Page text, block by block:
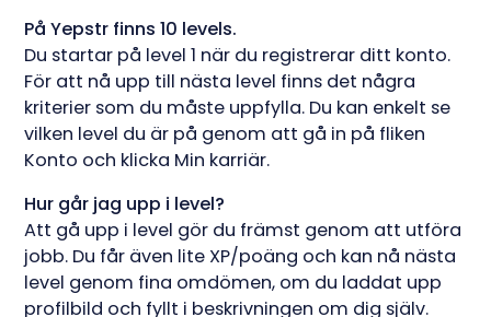
På Yepstr finns 10 levels.
Du startar på level 1 när du registrerar ditt konto.
För att nå upp till nästa level finns det några
kriterier som du måste uppfylla. Du kan enkelt se
vilken level du är på genom att gå in på fliken
Konto och klicka Min karriär.
Hur går jag upp i level?
Att gå upp i level gör du främst genom att utföra
jobb. Du får även lite XP/poäng och kan nå nästa
level genom fina omdömen, om du laddat upp
profilbild och fyllt i beskrivningen om dig själv.